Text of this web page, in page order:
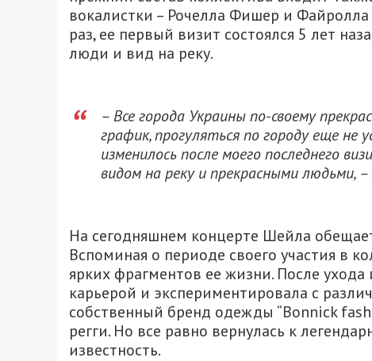
вокалистки – Рочелла Фишер и
раз, ее первый визит состоялся 5 лет
люди и вид на реку.
– Все города Украины по-своему
график, прогуляться по городу еще не
изменилось после моего последнего
видом на реку и прекрасными людьми, –
На сегодняшнем концерте Шейла
Вспоминая о периоде своего участия в
ярких фрагментов ее жизни. После
карьерой и экспериментировала с
собственный бренд одежды “Bonnick
регги. Но все равно вернулась к
известность.